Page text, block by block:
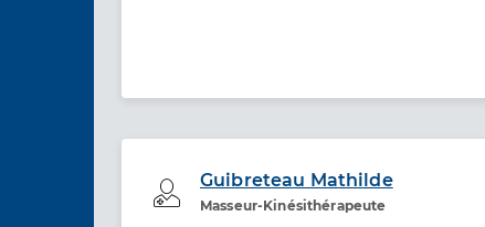
Guibreteau Mathilde
Masseur-Kinésithérapeute
Professionel de santé